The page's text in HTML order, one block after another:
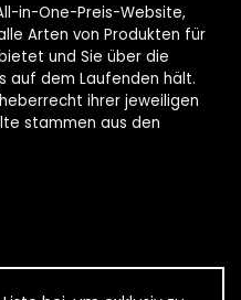
in-One-Preis-Website,
Arten von Produkten für
und Sie über die
auf dem Laufenden hält.
ihrer jeweiligen
stammen aus den